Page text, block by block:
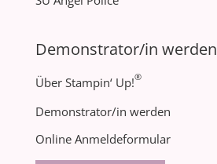
Demonstrator/in werden
Über Stampin‘ Up!®
Demonstrator/in werden
Online Anmeldeformular